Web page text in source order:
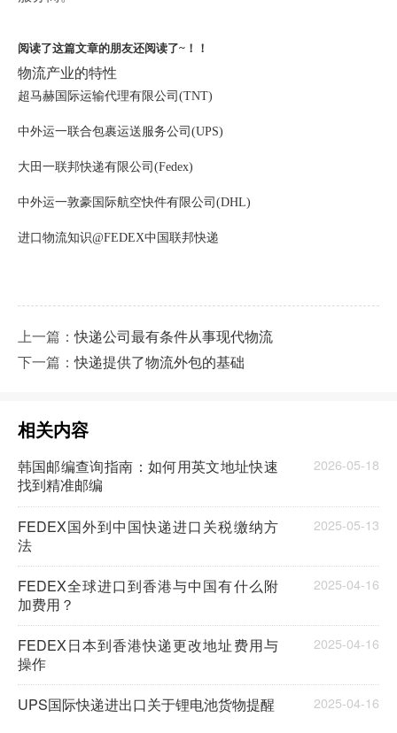
阅读了这篇文章的朋友还阅读了~！！
物流产业的特性
超马赫国际运输代理有限公司(TNT)
中外运一联合包裹运送服务公司(UPS)
大田一联邦快递有限公司(Fedex)
中外运一敦豪国际航空快件有限公司(DHL)
进口物流知识@FEDEX中国联邦快递
上一篇：快递公司最有条件从事现代物流
下一篇：快递提供了物流外包的基础
相关内容
韩国邮编查询指南：如何用英文地址快速
找到精准邮编
2026-05-18
FEDEX国外到中国快递进口关税缴纳方
法
2025-05-13
FEDEX全球进口到香港与中国有什么附
加费用？
2025-04-16
FEDEX日本到香港快递更改地址费用与
操作
2025-04-16
UPS国际快递进出口关于锂电池货物提醒 2025-04-16